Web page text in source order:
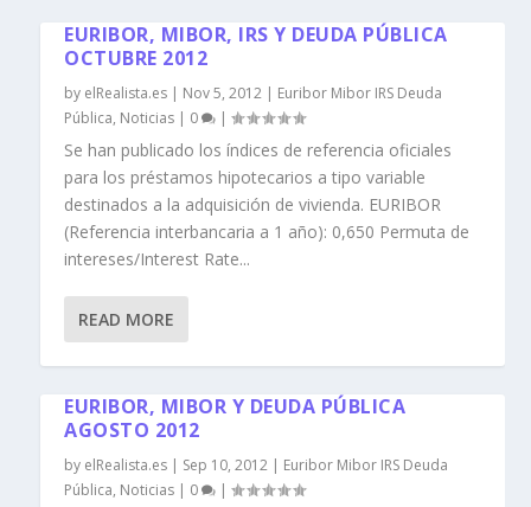
EURIBOR, MIBOR, IRS Y DEUDA PÚBLICA
OCTUBRE 2012
by elRealista.es | Nov 5, 2012 | Euribor Mibor IRS Deuda
Pública, Noticias | 0 |
Se han publicado los índices de referencia oficiales
para los préstamos hipotecarios a tipo variable
destinados a la adquisición de vivienda. EURIBOR
(Referencia interbancaria a 1 año): 0,650 Permuta de
intereses/Interest Rate...
READ MORE
EURIBOR, MIBOR Y DEUDA PÚBLICA
AGOSTO 2012
by elRealista.es | Sep 10, 2012 | Euribor Mibor IRS Deuda
Pública, Noticias | 0 |